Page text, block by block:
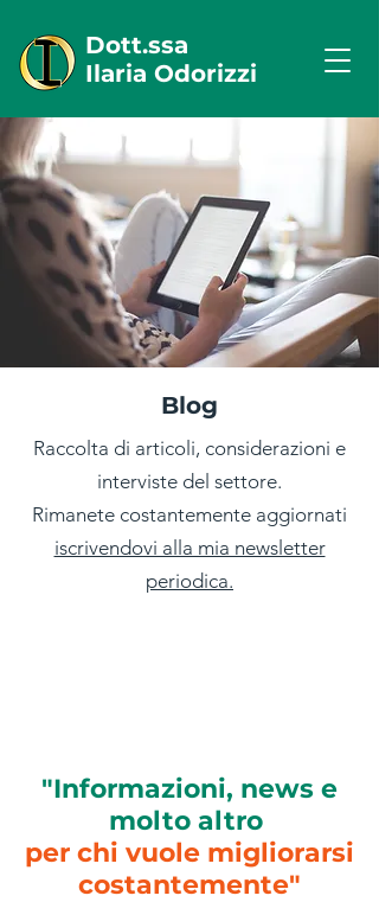
Dott.ssa
Ilaria Odorizzi
Blog
Raccolta di articoli, considerazioni e
interviste del settore.
Rimanete costantemente aggiornati
iscrivendovi alla mia newsletter
periodica.
"Informazioni, news e
molto altro
per chi vuole migliorarsi
costantemente"